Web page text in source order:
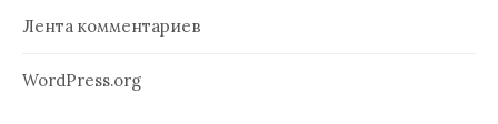
Лента комментариев
WordPress.org